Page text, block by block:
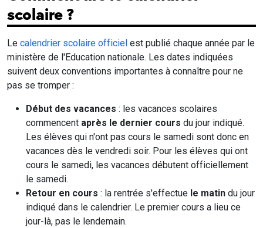
scolaire ?
Le calendrier scolaire officiel est publié chaque année par le
ministère de l'Education nationale. Les dates indiquées
suivent deux conventions importantes à connaître pour ne
pas se tromper :
Début des vacances : les vacances scolaires
commencent après le dernier cours du jour indiqué.
Les élèves qui n'ont pas cours le samedi sont donc en
vacances dès le vendredi soir. Pour les élèves qui ont
cours le samedi, les vacances débutent officiellement
le samedi.
Retour en cours : la rentrée s'effectue le matin du jour
indiqué dans le calendrier. Le premier cours a lieu ce
jour-là, pas le lendemain.